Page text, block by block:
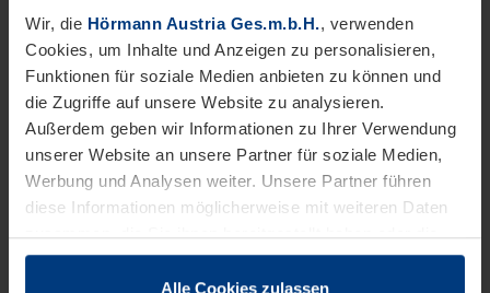
Wir, die Hörmann Austria Ges.m.b.H., verwenden
Cookies, um Inhalte und Anzeigen zu personalisieren,
Funktionen für soziale Medien anbieten zu können und
die Zugriffe auf unsere Website zu analysieren.
Außerdem geben wir Informationen zu Ihrer Verwendung
unserer Website an unsere Partner für soziale Medien,
Werbung und Analysen weiter. Unsere Partner führen
diese Informationen möglicherweise mit weiteren Daten
zusammen, die Sie ihnen bereitgestellt haben oder die
sie im Rahmen Ihrer Nutzung der Dienste gesammelt
Alle Cookies zulassen